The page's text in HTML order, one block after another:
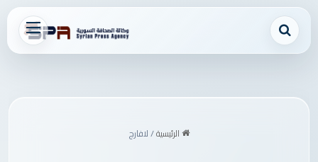
القائمة بحث عن
الرئيسية/لافارج